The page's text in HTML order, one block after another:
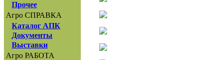
Прочее
Агро СПРАВКА
Каталог АПК
Документы
Выставки
Агро РАБОТА